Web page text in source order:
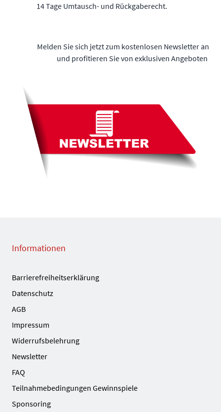
14 Tage Umtausch- und Rückgaberecht.
Melden Sie sich jetzt zum kostenlosen Newsletter an
und profitieren Sie von exklusiven Angeboten
Informationen
Barrierefreiheitserklärung
Datenschutz
AGB
Impressum
Widerrufsbelehrung
Newsletter
FAQ
Teilnahmebedingungen Gewinnspiele
Sponsoring